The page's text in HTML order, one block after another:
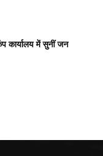
कार्यालय में सुनीं जन